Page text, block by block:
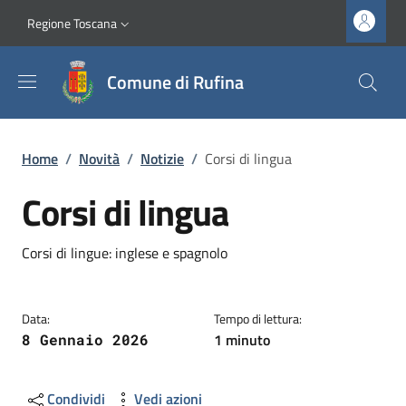
Slim top
Regione Toscana
Comune di Rufina
Briciole di pane
Home / Novità / Notizie / Corsi di lingua
Corsi di lingua
Dettagli
Descrizione breve
Corsi di lingue: inglese e spagnolo
Data:
8 Gennaio 2026
Tempo di lettura:
1 minuto
Condividi Vedi azioni